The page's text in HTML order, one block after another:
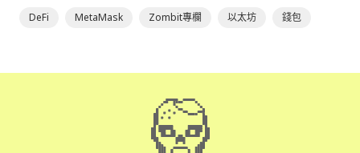
DeFi MetaMask Zombit專欄 以太坊 錢包